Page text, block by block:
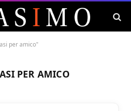
per amico"
PER AMICO